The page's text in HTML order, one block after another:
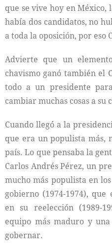
que se vive hoy en México,
había dos candidatos, no
a toda la oposición, por eso
Advierte que un
chavismo ganó también el
todo a un presidente
cambiar muchas cosas a su
Cuando llegó a la
que era un populista
país. Lo que pensaba la
Carlos Andrés Pérez, un
mucho más populista en
gobierno (1974-1974), que
en su reelección (1989-
equipo más maduro y
gobernar.